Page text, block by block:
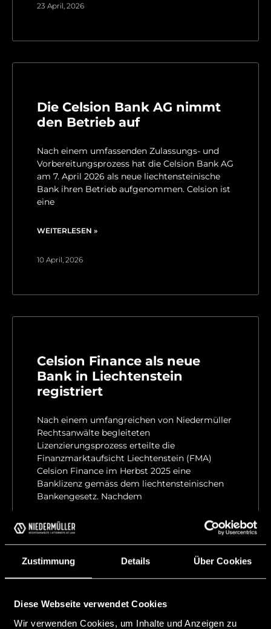
Zustimmung Details Über Cookies
Diese Webseite verwendet Cookies
Wir verwenden Cookies, um Inhalte und Anzeigen zu
23 April, 2026
Die Celsion Bank AG nimmt
den Betrieb auf
Nach einem umfassenden Zulassungs- und
Vorbereitungsprozess hat die Celsion Bank AG
am 7. April 2026 als neue liechtensteinische
Bank ihren Betrieb aufgenommen. Celsion ist
eine
WEITERLESEN »
10 April, 2026
Celsion Finance als neue
Bank in Liechtenstein
registriert
Nach einem umfangreichen von Niedermüller
Rechtsanwälte begleiteten
Lizenzierungsprozess erteilte die
Finanzmarktaufsicht Liechtenstein (FMA)
Celsion Finance im Herbst 2025 eine
Banklizenz gemäss dem liechtensteinischen
Bankengesetz. Nachdem
WEITERLESEN »